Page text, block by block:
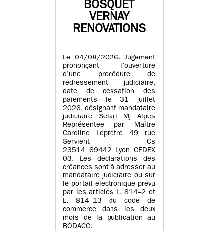
BOSQUET
VERNAY
RENOVATIONS
Le 04/08/2026. Jugement
prononçant l’ouverture
d’une procédure de
redressement judiciaire,
date de cessation des
paiements le 31 juillet
2026, désignant mandataire
judiciaire Selarl Mj Alpes
Représentée par Maître
Caroline Lepretre 49 rue
Servient Cs
23514 69442 Lyon CEDEX
03. Les déclarations des
créances sont à adresser au
mandataire judiciaire ou sur
le portail électronique prévu
par les articles L. 814–2 et
L. 814–13 du code de
commerce dans les deux
mois de la publication au
BODACC.